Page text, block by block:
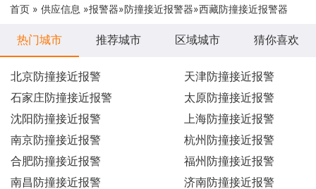
首页 » 供应信息 »报警器»防撞接近报警器»西藏防撞接近报警器
热门城市 推荐城市 区域城市 猜你喜欢
北京防撞接近报警
天津防撞接近报警
石家庄防撞接近报警
太原防撞接近报警
沈阳防撞接近报警
上海防撞接近报警
南京防撞接近报警
杭州防撞接近报警
合肥防撞接近报警
福州防撞接近报警
南昌防撞接近报警
济南防撞接近报警